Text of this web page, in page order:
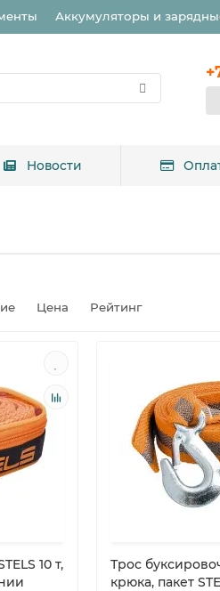
Аккумуляторы и
Новости
Цена Рейтинг
10 т,
Трос
крюка, пакет